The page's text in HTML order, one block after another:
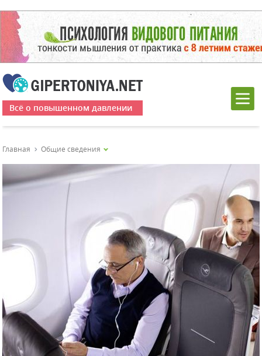
Всё о повышенном давлении
Главная Общие сведения